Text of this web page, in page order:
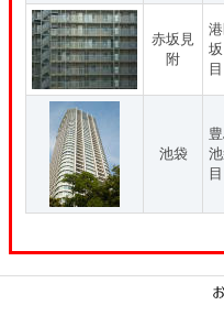
赤坂見
附
目
池袋
目